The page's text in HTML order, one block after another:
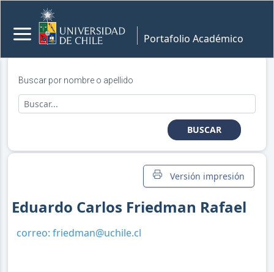
Portafolio Académico
Buscar por nombre o apellido
BUSCAR
Versión impresión
Eduardo Carlos Friedman Rafael
correo: friedman@uchile.cl